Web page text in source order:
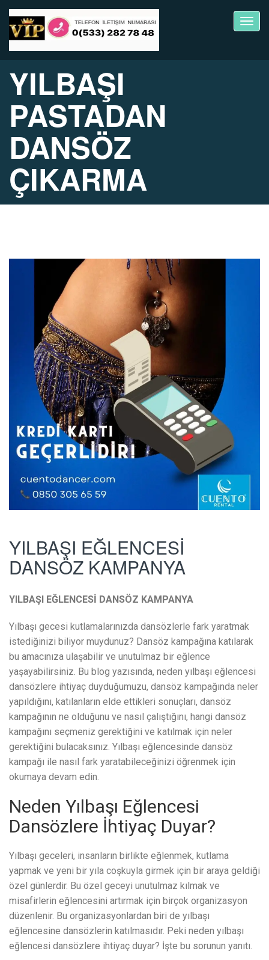
YILBAŞI
PASTADAN
DANSÖZ
ÇIKARMA
YILBAŞI EĞLENCESİ
DANSÖZ KAMPANYA
YILBAŞI EĞLENCESİ DANSÖZ KAMPANYA
Yılbaşı gecesi kutlamalarınızda dansözlerle fark yaratmak
istediğinizi biliyor muydunuz? Dansöz kampağına katılarak
bu amacınıza ulaşabilir ve unutulmaz bir eğlence
yaşayabilirsiniz. Bu blog yazısında, neden yılbaşı eğlencesi
dansözlere ihtiyaç duyduğumuzu, dansöz kampağında neler
yapıldığını, katılanların elde ettikleri sonuçları, dansöz
kampağının ne olduğunu ve nasıl çalıştığını, hangi dansöz
kampağını seçmeniz gerektiğini ve katılmak için neler
gerektiğini bulacaksınız. Yılbaşı eğlencesinde dansöz
kampağı ile nasıl fark yaratabileceğinizi öğrenmek için
okumaya devam edin.
Neden Yılbaşı Eğlencesi
Dansözlere İhtiyaç Duyar?
Yılbaşı geceleri, insanların birlikte eğlenmek, kutlama
yapmak ve yeni bir yıla coşkuyla girmek için bir araya geldiği
özel günlerdir. Bu özel geceyi unutulmaz kılmak ve
misafirlerin eğlencesini artırmak için birçok organizasyon
düzenlenir. Bu organizasyonlardan biri de yılbaşı
eğlencesine dansözlerin katılmasıdır. Peki neden yılbaşı
eğlencesi dansözlere ihtiyaç duyar? İşte bu sorunun yanıtı.